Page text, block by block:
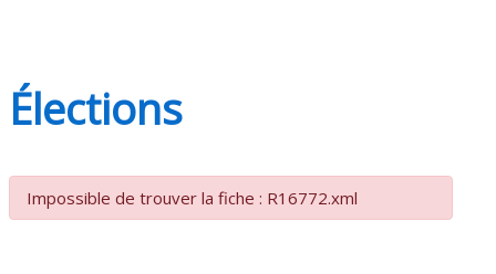
Élections
Impossible de trouver la fiche : R16772.xml